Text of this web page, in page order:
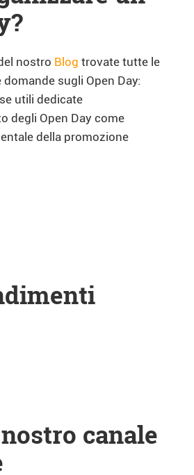
nostro Blog trovate tutte le
sugli Open Day:
utili dedicate
degli Open Day come
della promozione
canale